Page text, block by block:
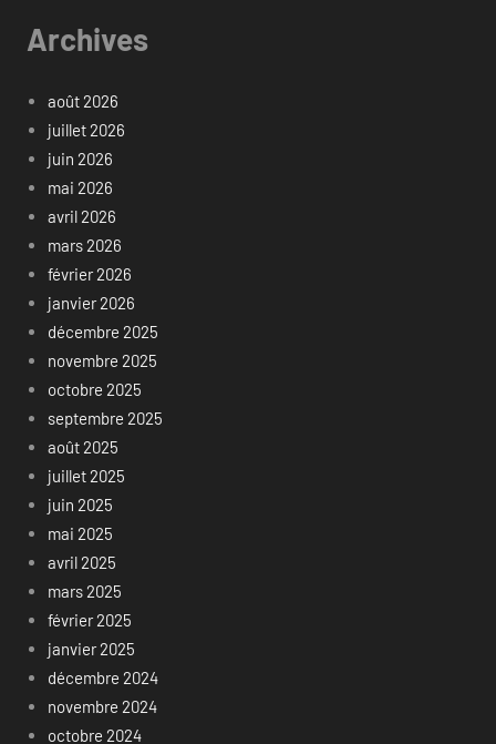
Archives
août 2026
juillet 2026
juin 2026
mai 2026
avril 2026
mars 2026
février 2026
janvier 2026
décembre 2025
novembre 2025
octobre 2025
septembre 2025
août 2025
juillet 2025
juin 2025
mai 2025
avril 2025
mars 2025
février 2025
janvier 2025
décembre 2024
novembre 2024
octobre 2024